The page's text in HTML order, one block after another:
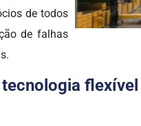
de todos
de falhas